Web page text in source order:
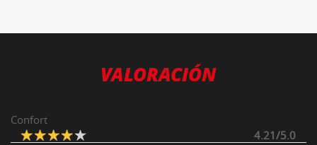
VALORACIÓN
Confort
4.21/5.0